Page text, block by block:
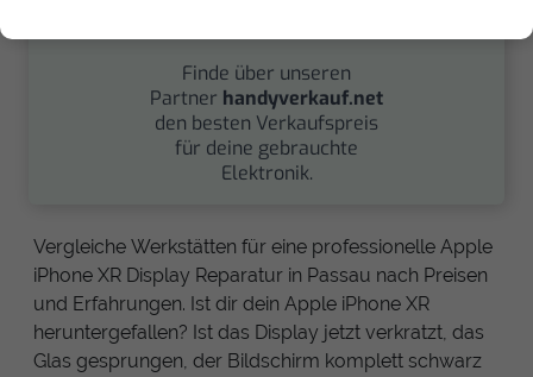
Finde über unseren
Partner handyverkauf.net
den besten Verkaufspreis
für deine gebrauchte
Elektronik.
Vergleiche Werkstätten für eine professionelle Apple
iPhone XR Display Reparatur in Passau nach Preisen
und Erfahrungen. Ist dir dein Apple iPhone XR
heruntergefallen? Ist das Display jetzt verkratzt, das
Glas gesprungen, der Bildschirm komplett schwarz